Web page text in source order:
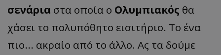
σενάρια στα οποία ο Ολυμπιακός θα
χάσει το πολυπόθητο εισιτήριο. Το ένα
πιο... ακραίο από το άλλο. Ας τα δούμε